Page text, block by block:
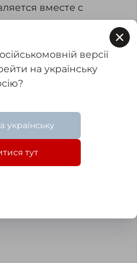
вместе с
покупка
по частям через
Это удобная
оплачивать его
Подробности
условия уточняйте
версії
на українську
українську
тут